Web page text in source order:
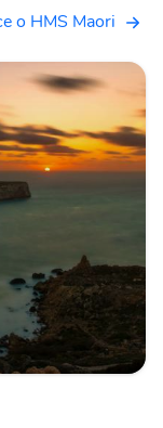
o HMS Maori